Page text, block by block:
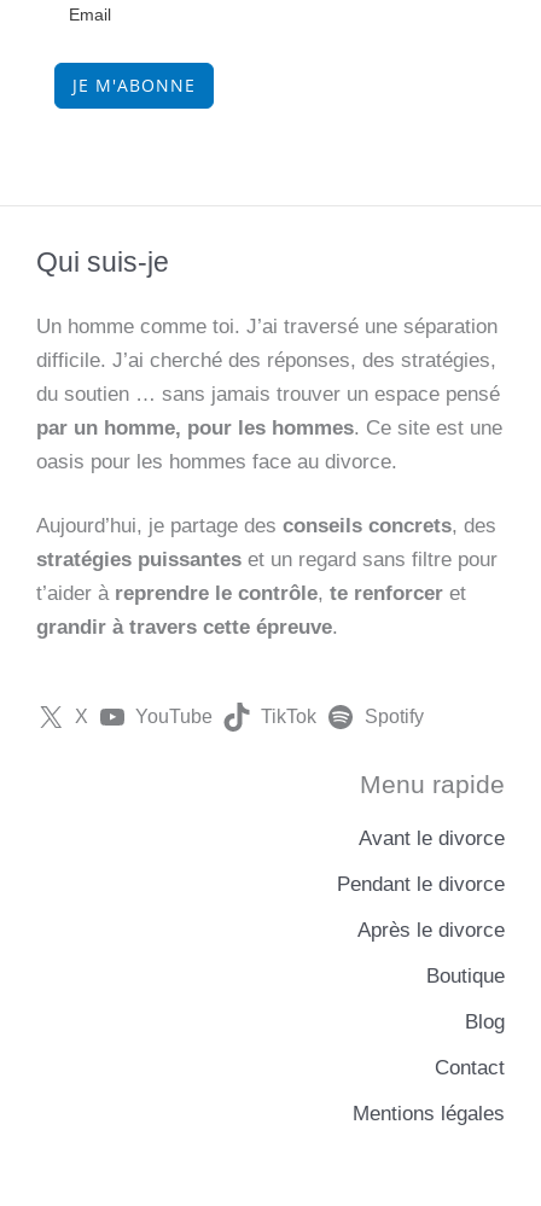
JE M'ABONNE
Qui suis-je
Un homme comme toi. J’ai traversé une séparation
difficile. J’ai cherché des réponses, des stratégies,
du soutien … sans jamais trouver un espace pensé
par un homme, pour les hommes. Ce site est une
oasis pour les hommes face au divorce.
Aujourd’hui, je partage des conseils concrets, des
stratégies puissantes et un regard sans filtre pour
t’aider à reprendre le contrôle, te renforcer et
grandir à travers cette épreuve.
X YouTube TikTok Spotify
Menu rapide
Avant le divorce
Pendant le divorce
Après le divorce
Boutique
Blog
Contact
Mentions légales